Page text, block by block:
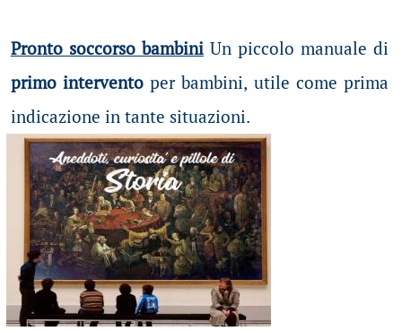
Pronto soccorso bambiniUn piccolo manuale di
primo interventoper bambini, utile come prima
indicazione in tante situazioni.